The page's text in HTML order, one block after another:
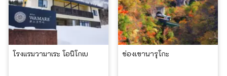
โรงแรมวามาเระ โอนิโกเบ ช่องเขานารุโกะ